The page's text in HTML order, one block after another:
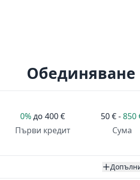
0%до400 €
Първи кредит
50 € -850
Сума